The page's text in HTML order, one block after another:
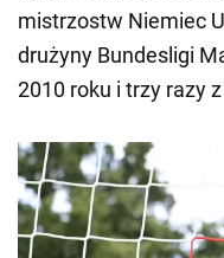
mistrzostw Niemiec
drużyny Bundesligi
2010 roku i trzy razy